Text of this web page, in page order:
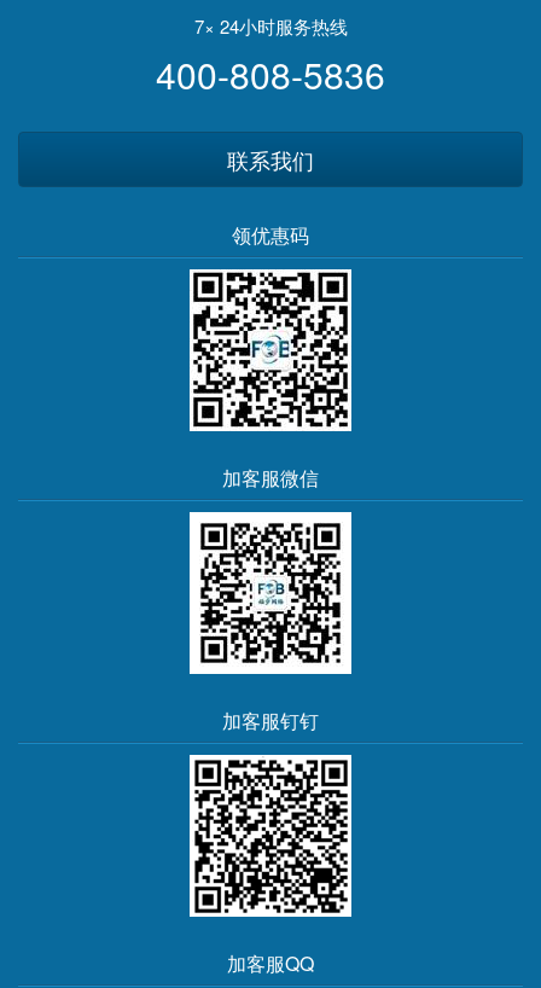
7× 24小时服务热线
400-808-5836
联系我们
领优惠码
加客服微信
加客服钉钉
加客服QQ